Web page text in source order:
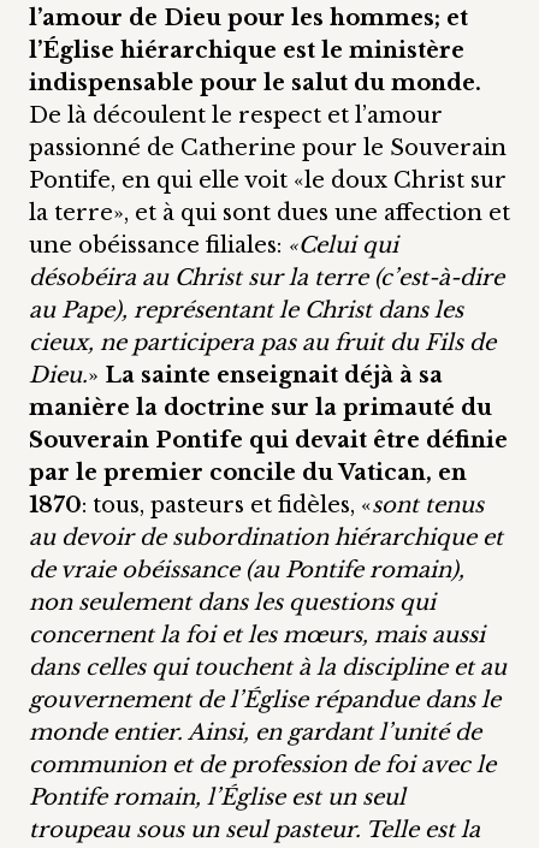
l’amour de Dieu pour les hommes; et
l’Église hiérarchique est le ministère
indispensable pour le salut du monde.
De là découlent le respect et l’amour
passionné de Catherine pour le Souverain
Pontife, en qui elle voit «le doux Christ sur
la terre», et à qui sont dues une affection et
une obéissance filiales: «Celui qui
désobéira au Christ sur la terre (c’est-à-dire
au Pape), représentant le Christ dans les
cieux, ne participera pas au fruit du Fils de
Dieu.» La sainte enseignait déjà à sa
manière la doctrine sur la primauté du
Souverain Pontife qui devait être définie
par le premier concile du Vatican, en
1870: tous, pasteurs et fidèles, «sont tenus
au devoir de subordination hiérarchique et
de vraie obéissance (au Pontife romain),
non seulement dans les questions qui
concernent la foi et les mœurs, mais aussi
dans celles qui touchent à la discipline et au
gouvernement de l’Église répandue dans le
monde entier. Ainsi, en gardant l’unité de
communion et de profession de foi avec le
Pontife romain, l’Église est un seul
troupeau sous un seul pasteur. Telle est la